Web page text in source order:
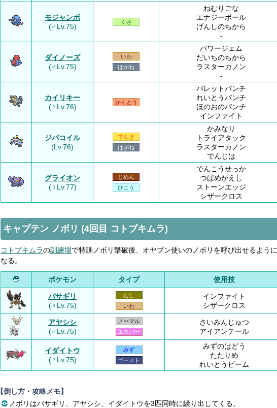
モジャンボ
(♂Lv.75)
くさ
ねむりごな
エナジーボール
げんしのちから
-
ダイノーズ
(♂Lv.75)
いわ
はがね
パワージェム
だいちのちから
ラスターカノン
-
カイリキー
(♀Lv.76)
かくとう
バレットパンチ
れいとうパンチ
ほのおのパンチ
インファイト
ジバコイル
(Lv.76)
でんき
はがね
かみなり
トライアタック
ラスターカノン
でんじは
グライオン
(♀Lv.77)
じめん
ひこう
でんこうせっか
つばめがえし
ストーンエッジ
シザークロス
キャプテン ノボリ (4回目 コトブキムラ)
コトブキムラの訓練場で特訓ノボリ撃破後、オヤブン使いのノボリを呼び出せるように
なる。
ポケモン タイプ 使用技
バサギリ
(♀Lv.75)
むし
いわ
インファイト
シザークロス
アヤシシ
(♂Lv.75)
ノーマル
エスパー
さいみんじゅつ
アイアンテール
イダイトウ
(♀Lv.75)
みず
ゴースト
みずのはどう
たたりめ
れいとうビーム
【倒し方・攻略メモ】
ノボリはバサギリ、アヤシシ、イダイトウを3匹同時に繰り出してくる。